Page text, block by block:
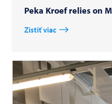
Peka Kroef relies on
Zistiť viac